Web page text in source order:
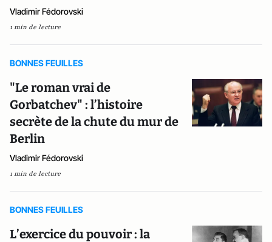
Vladimir Fédorovski
1 min de lecture
BONNES FEUILLES
"Le roman vrai de
Gorbatchev" : l’histoire
secrète de la chute du mur de
Berlin
Vladimir Fédorovski
1 min de lecture
BONNES FEUILLES
L’exercice du pouvoir : la